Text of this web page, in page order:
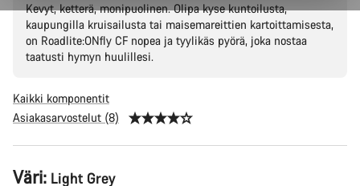
Kevyt, ketterä, monipuolinen. Olipa kyse kuntoilusta,
kaupungilla kruisailusta tai maisemareittien kartoittamisesta,
on Roadlite:ONfly CF nopea ja tyylikäs pyörä, joka nostaa
taatusti hymyn huulillesi.
Kaikki komponentit
Asiakasarvostelut (8)
Tuotekonfiguraatio
Väri: Light Grey